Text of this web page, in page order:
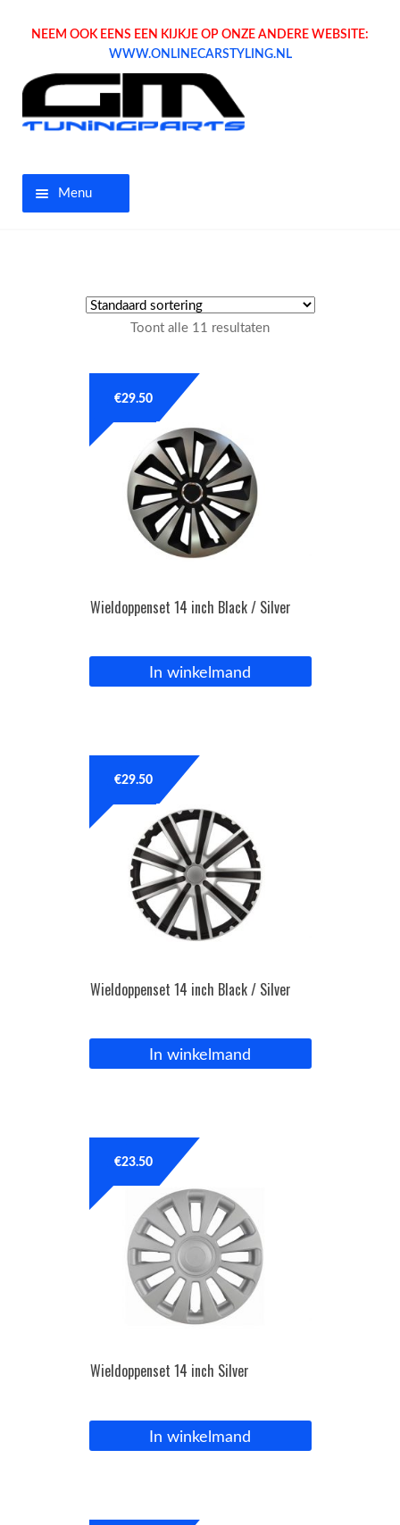
NEEM OOK EENS EEN KIJKJE OP ONZE ANDERE WEBSITE:
WWW.ONLINECARSTYLING.NL
Menu
Tuning parts
OPC Line
Bedrijfswagen parts
Inloggen / Registreren
Toont alle 11 resultaten
Wieldoppenset 14 inch Black / Silver
€29.50
In winkelmand
Wieldoppenset 14 inch Black / Silver
€29.50
In winkelmand
Wieldoppenset 14 inch Silver
€23.50
In winkelmand